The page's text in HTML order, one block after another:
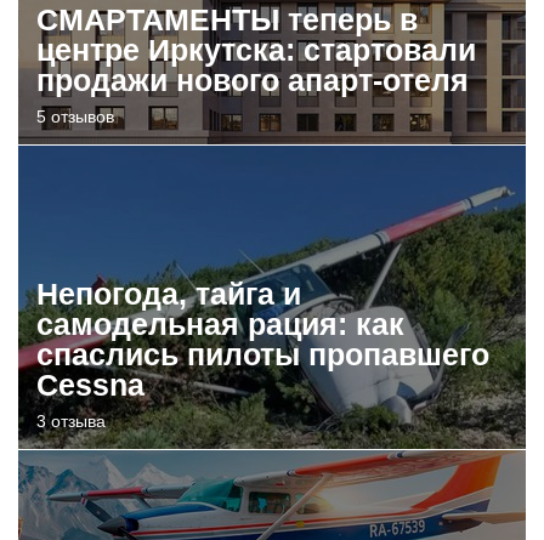
СМАРТАМЕНТЫ теперь в
центре Иркутска: стартовали
продажи нового апарт-отеля
5 отзывов
Непогода, тайга и
самодельная рация: как
спаслись пилоты пропавшего
Cessna
3 отзыва